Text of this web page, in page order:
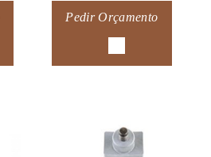
Pedir Orçamento